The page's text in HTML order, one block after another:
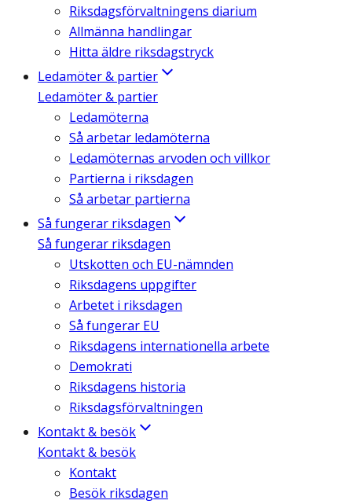
Riksdagsförvaltningens diarium
Allmänna handlingar
Hitta äldre riksdagstryck
Ledamöter & partier
Ledamöter & partier
Ledamöterna
Så arbetar ledamöterna
Ledamöternas arvoden och villkor
Partierna i riksdagen
Så arbetar partierna
Så fungerar riksdagen
Så fungerar riksdagen
Utskotten och EU-nämnden
Riksdagens uppgifter
Arbetet i riksdagen
Så fungerar EU
Riksdagens internationella arbete
Demokrati
Riksdagens historia
Riksdagsförvaltningen
Kontakt & besök
Kontakt & besök
Kontakt
Besök riksdagen